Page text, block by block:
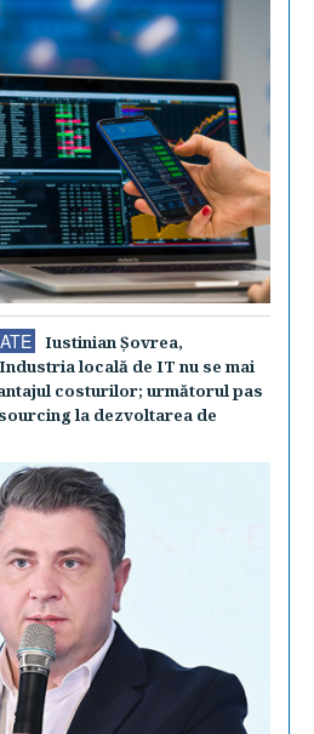
Iustinian Şovrea,
locală de IT nu se mai
costurilor; următorul pas
la dezvoltarea de